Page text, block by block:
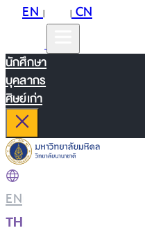
EN| |CN
นักศึกษา
บุคลากร
ศิษย์เก่า
EN
TH